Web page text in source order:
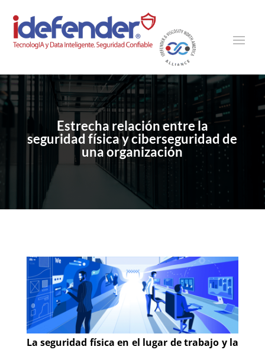
Estrecha relación entre la
seguridad física y ciberseguridad de
una organización
La seguridad física en el lugar de trabajo y la